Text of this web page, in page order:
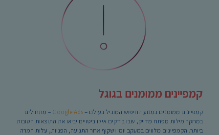
קמפיינים ממומנים בגוגל
קמפיינים ממומנים במנוע החיפוש המוביל בעולם –Google Ads – מתחילים
במחקר מילות מפתח מדויק, שבו בודקים אילו ביטויים יביאו את התוצאות הטובות
ביותר. הקמפיינים מלווים במעקב יומי ושקוף אחר התנועה, הפניות, עלות המרה